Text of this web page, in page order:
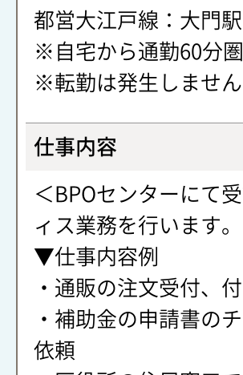
都営大江戸線：大門
※自宅から通勤60分
※転勤は発生しません
仕事内容
＜BPOセンターにて
ィス業務を行います
▼仕事内容例
・通販の注文受付、
・補助金の申請書の
依頼